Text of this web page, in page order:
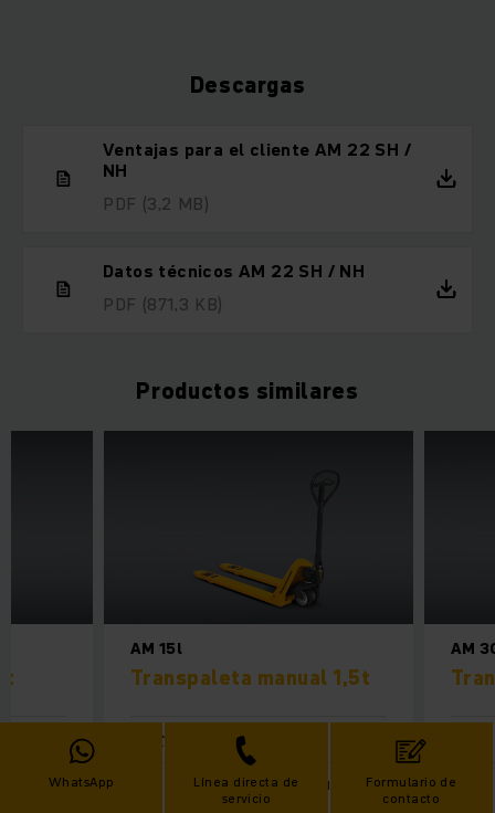
WhatsApp
Línea directa de
servicio
Formulario de
contacto
Descargas
Ventajas para el cliente AM 22 SH /
NH
PDF (3,2 MB)
Datos técnicos AM 22 SH / NH
PDF (871,3 KB)
Productos similares
AM 15l
Transpaleta manual 1,5t
1500 kg
AM
1000 kg